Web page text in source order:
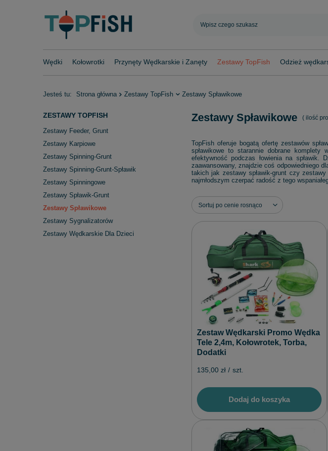
Wędki Kołowrotki Przynęty Wędkarskie i Zanęty Zestawy TopFish Odzież
Jesteś tu: Strona główna Zestawy TopFish Zestawy Spławikowe
ZESTAWY TOPFISH
Zestawy Feeder, Grunt
Zestawy Karpiowe
Zestawy Spinning-Grunt
Zestawy Spinning-Grunt-Spławik
Zestawy Spinningowe
Zestawy Spławik-Grunt
Zestawy Spławikowe
Zestawy Sygnalizatorów
Zestawy Wędkarskie Dla Dzieci
Zestawy Spławikowe ( ilość
TopFish oferuje bogatą ofertę zestawów
spławikowe to starannie dobrane komplety
efektywność podczas łowienia na spławik.
zaawansowany, znajdzie coś odpowiedniego
takich jak zestawy spławik-grunt czy
najmłodszym czerpać radość z tego
Zmień sortowanie
Sortuj po cenie rosnąco
Zestaw Wędkarski Promo Wędka
Tele 2,4m, Kołowrotek, Torba,
Dodatki
135,00 zł / szt.
Dodaj do koszyka